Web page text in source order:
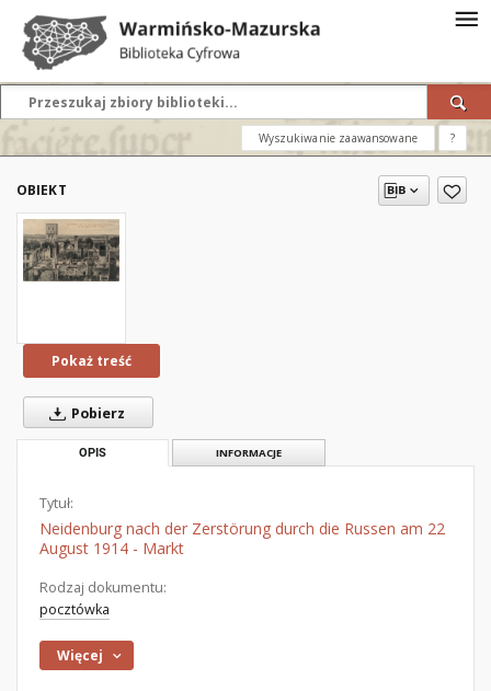
Wyszukiwanie zaawansowane ?
OBIEKT
Pokaż treść
Pobierz
OPIS INFORMACJE
Tytuł:
Neidenburg nach der Zerstörung durch die Russen am 22
August 1914 - Markt
Rodzaj dokumentu:
pocztówka
Więcej